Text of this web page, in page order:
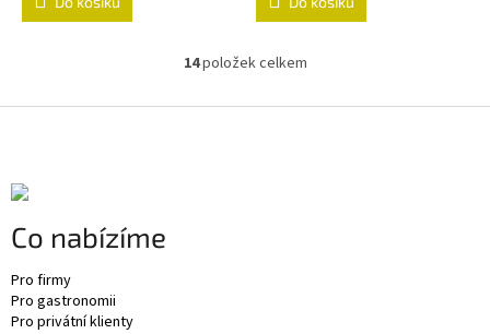
O
l
14položek celkem
Co nabízíme
Pro firmy
Pro gastronomii
Pro privátní klienty